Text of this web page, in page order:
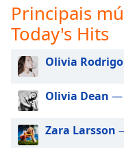
Beginning
window.
Escape
cancel
and
close
Principais
Today's Hits
Olivia Rodrigo
Olivia Dean —
Zara Larsson